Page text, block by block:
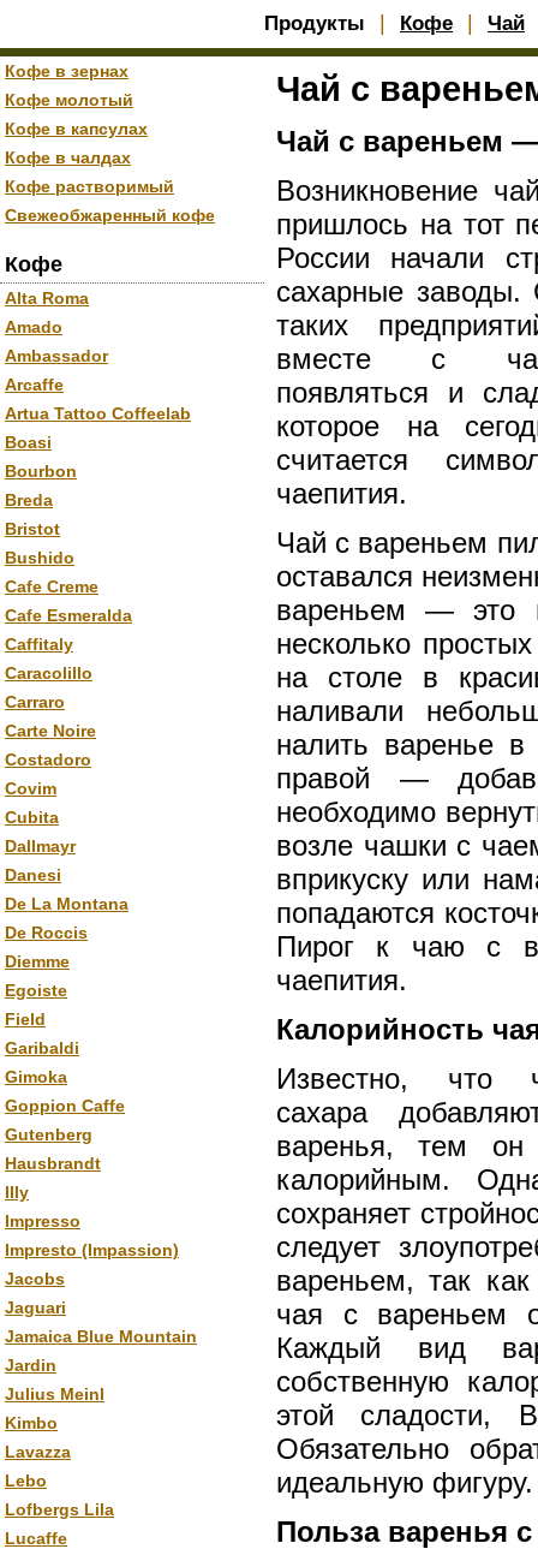
Продукты Кофе Чай
Кофе в зернах
Кофе молотый
Кофе в капсулах
Кофе в чалдах
Кофе растворимый
Свежеобжаренный кофе
Кофе
Alta Roma
Amado
Ambassador
Arcaffe
Artua Tattoo Coffeelab
Boasi
Bourbon
Breda
Bristot
Bushido
Cafe Creme
Cafe Esmeralda
Caffitaly
Caracolillo
Carraro
Carte Noire
Costadoro
Covim
Cubita
Dallmayr
Danesi
De La Montana
De Roccis
Diemme
Egoiste
Field
Garibaldi
Gimoka
Goppion Caffe
Gutenberg
Hausbrandt
Illy
Impresso
Impresto (Impassion)
Jacobs
Jaguari
Jamaica Blue Mountain
Jardin
Julius Meinl
Kimbo
Lavazza
Lebo
Lofbergs Lila
Lucaffe
Чай с
Чай с вареньем
Возникновение
пришлось на тот
России начали
сахарные заводы.
таких
вместе с
появляться и
которое на
считается
чаепития.
Чай с вареньем
оставался
вареньем — это
несколько
на столе в
наливали
налить варенье в
правой —
необходимо
возле чашки с
вприкуску или
попадаются
Пирог к чаю с
чаепития.
Калорийность
Известно, что
сахара
варенья, тем он
калорийным.
сохраняет
следует
вареньем, так как
чая с вареньем
Каждый вид
собственную
этой сладости,
Обязательно
идеальную фигуру.
Польза варенья